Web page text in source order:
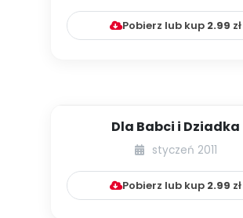
Pobierz lub kup 2.99 zł
Dla Babci i Dziadka
styczeń 2011
Pobierz lub kup 2.99 zł